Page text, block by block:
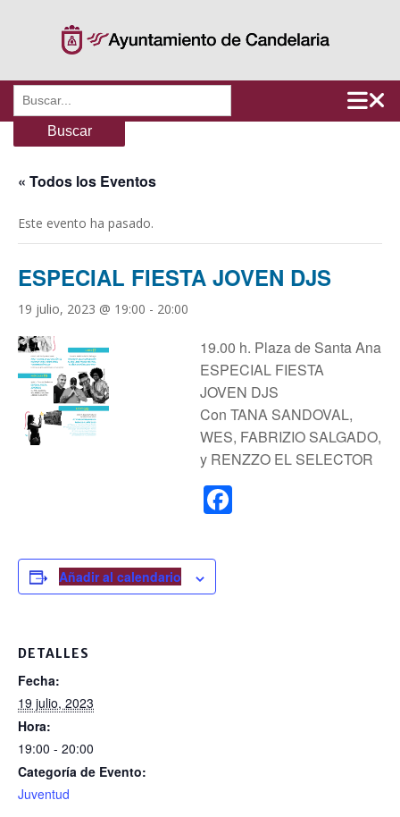
Buscar:
« Todos los Eventos
Este evento ha pasado.
ESPECIAL FIESTA JOVEN DJS
19 julio, 2023 @ 19:00 - 20:00
19.00 h. Plaza de Santa Ana
ESPECIAL FIESTA
JOVEN DJS
Con TANA SANDOVAL,
WES, FABRIZIO SALGADO,
y RENZZO EL SELECTOR
Añadir al calendario
DETALLES
Fecha:
19 julio, 2023
Hora:
19:00 - 20:00
Categoría de Evento:
Juventud